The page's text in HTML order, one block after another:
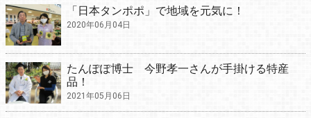
「日本タンポポ」で地域を元気に！
2020年06月04日
たんぽぽ博士 今野孝一さんが手掛ける特産
品！
2021年05月06日